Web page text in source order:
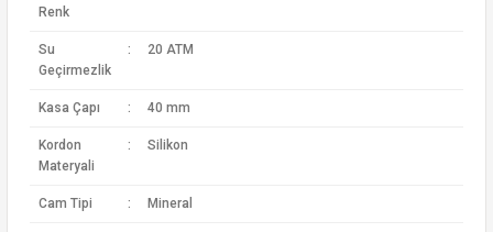
Renk
Su
Geçirmezlik
: 20 ATM
Kasa Çapı : 40 mm
Kordon
Materyali
: Silikon
Cam Tipi : Mineral